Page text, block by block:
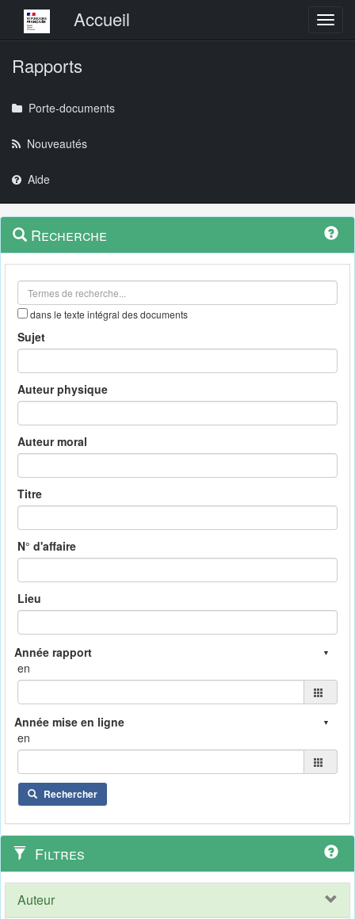
Menu principalAccueil
Rapports
Porte-documents
Nouveautés
Aide
Navigation
outils
Menu
contextuel
Recherche
dans le texte intégral des documents
Sujet
Auteur physique
Auteur moral
Titre
N° d'affaire
Lieu
en
en
Rechercher
Filtres
Auteur